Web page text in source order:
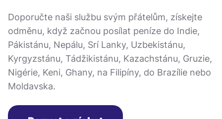
Doporučte naši službu svým přátelům, získejte
odměnu, když začnou posílat peníze do Indie,
Pákistánu, Nepálu, Srí Lanky, Uzbekistánu,
Kyrgyzstánu, Tádžikistánu, Kazachstánu, Gruzie,
Nigérie, Keni, Ghany, na Filipíny, do Brazílie nebo
Moldavska.